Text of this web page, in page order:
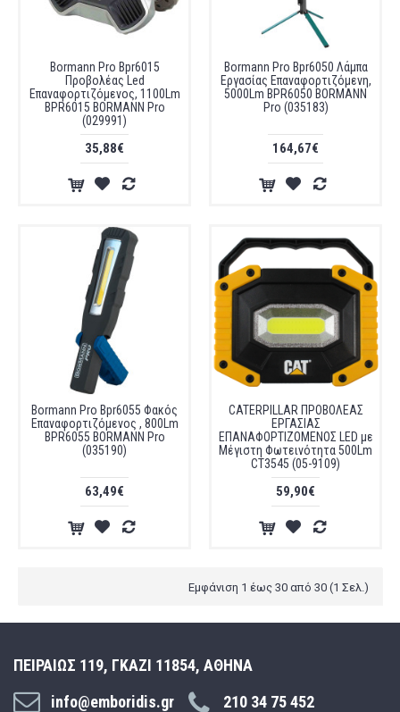
Bormann Pro Bpr6015
Προβολέας Led
Επαναφορτιζόμενος, 1100Lm
BPR6015 BORMANN Pro
(029991)
35,88€
Bormann Pro Bpr6050 Λάμπα
Εργασίας Επαναφορτιζόμενη,
5000Lm BPR6050 BORMANN
Pro (035183)
164,67€
Bormann Pro Bpr6055 Φακός
Επαναφορτιζόμενος , 800Lm
BPR6055 BORMANN Pro
(035190)
63,49€
CATERPILLAR ΠΡΟΒΟΛΕΑΣ
ΕΡΓΑΣΙΑΣ
ΕΠΑΝΑΦΟΡΤΙΖΟΜΕΝΟΣ LED με
Μέγιστη Φωτεινότητα 500Lm
CT3545 (05-9109)
59,90€
Εμφάνιση 1 έως 30 από 30 (1 Σελ.)
ΠΕΙΡΑΙΩΣ 119, ΓΚΑΖΙ 11854, ΑΘΗΝΑ
info@emboridis.gr
210 34 75 452